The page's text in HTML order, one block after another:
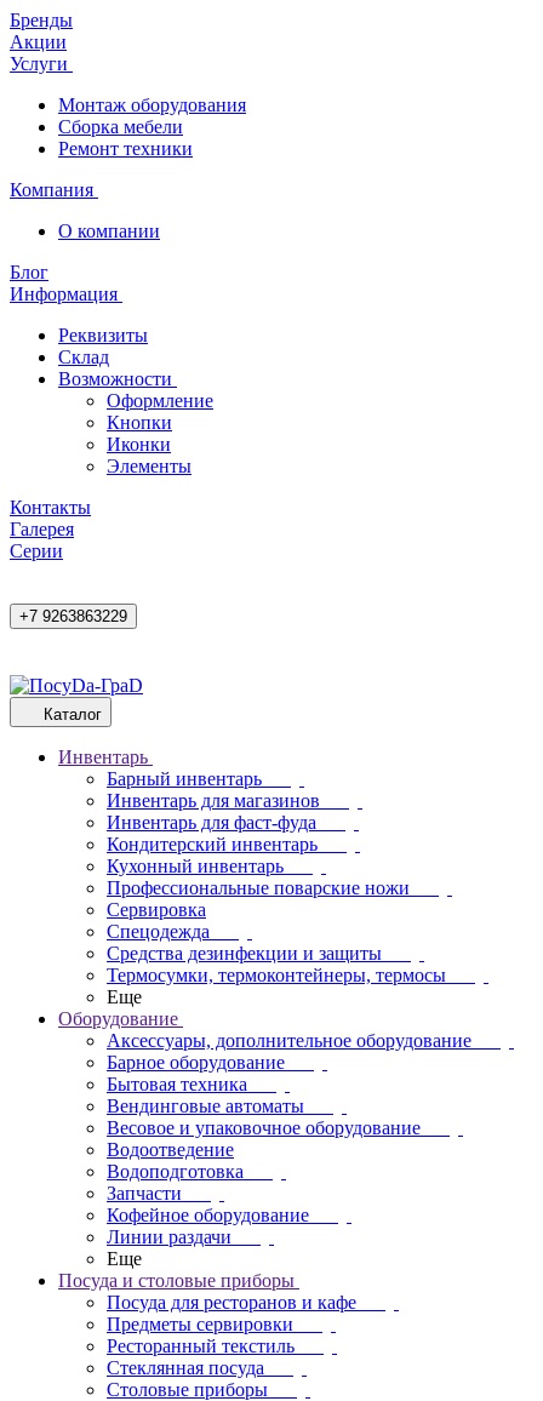
Бренды
Акции
Услуги
Монтаж оборудования
Сборка мебели
Ремонт техники
Компания
О компании
Блог
Информация
Реквизиты
Склад
Возможности
Оформление
Кнопки
Иконки
Элементы
Контакты
Галерея
Cерии
+7 9263863229
Каталог
Инвентарь
Барный инвентарь
Инвентарь для магазинов
Инвентарь для фаст-фуда
Кондитерский инвентарь
Кухонный инвентарь
Профессиональные поварские ножи
Сервировка
Спецодежда
Средства дезинфекции и защиты
Термосумки, термоконтейнеры, термосы
Еще
Оборудование
Аксессуары, дополнительное оборудование
Барное оборудование
Бытовая техника
Вендинговые автоматы
Весовое и упаковочное оборудование
Водоотведение
Водоподготовка
Запчасти
Кофейное оборудование
Линии раздачи
Еще
Посуда и столовые приборы
Посуда для ресторанов и кафе
Предметы сервировки
Ресторанный текстиль
Стеклянная посуда
Столовые приборы